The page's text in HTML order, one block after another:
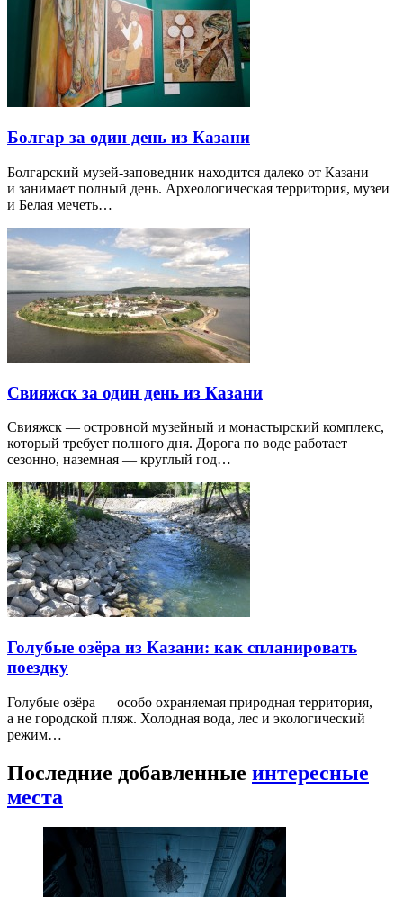
Болгар за один день из Казани
Болгарский музей-заповедник находится далеко от Казани
и занимает полный день. Археологическая территория, музеи
и Белая мечеть…
Свияжск за один день из Казани
Свияжск — островной музейный и монастырский комплекс,
который требует полного дня. Дорога по воде работает
сезонно, наземная — круглый год…
Голубые озёра из Казани: как спланировать
поездку
Голубые озёра — особо охраняемая природная территория,
а не городской пляж. Холодная вода, лес и экологический
режим…
Последние добавленные интересные
места